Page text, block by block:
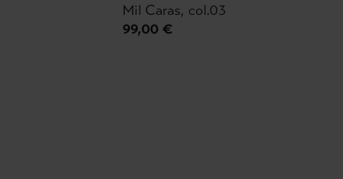
Mil Caras, col.03
99,00 €